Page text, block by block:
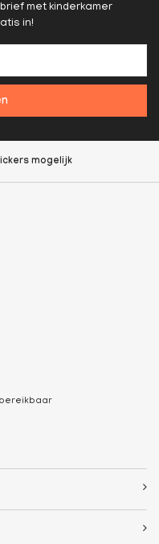
met kinderkamer
in!
mogelijk